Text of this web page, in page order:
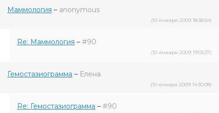
Маммология – anonymous
(10 января 2009 18:38:54)
Re: Маммология – #90
(10 января 2009 19:05:37)
Гемостазиограмма – Елена
(10 января 2009 14:30:08)
Re: Гемостазиограмма – #90